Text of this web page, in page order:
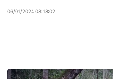
06/01/2024 08:18:02